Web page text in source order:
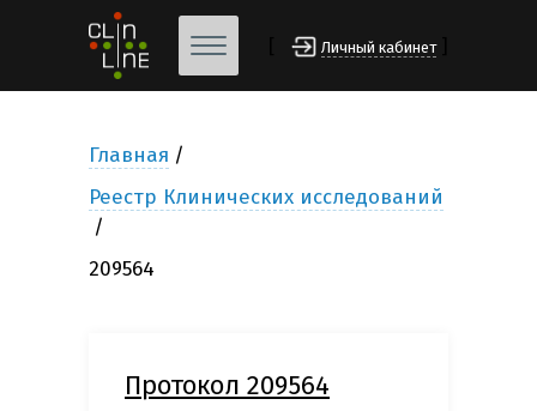
Личный кабинет
Главная
Реестр Клинических исследований
209564
Протокол 209564